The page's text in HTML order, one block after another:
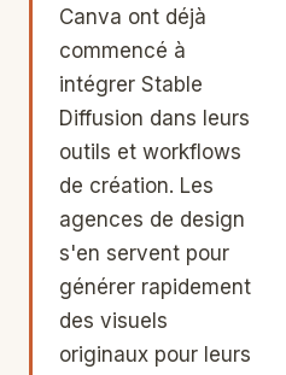
Canva ont déjà
commencé à
intégrer Stable
Diffusion dans leurs
outils et workflows
de création. Les
agences de design
s'en servent pour
générer rapidement
des visuels
originaux pour leurs